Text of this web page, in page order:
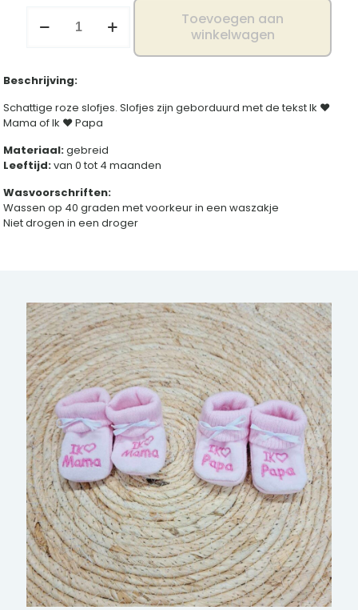
Toevoegen aan
winkelwagen
Beschrijving:
Schattige roze slofjes. Slofjes zijn geborduurd met de tekst Ik ♥
Mama of Ik ♥ Papa
Materiaal:gebreid
Leeftijd:van 0 tot 4 maanden
Wasvoorschriften:
Wassen op 40 graden met voorkeur in een waszakje
Niet drogen in een droger